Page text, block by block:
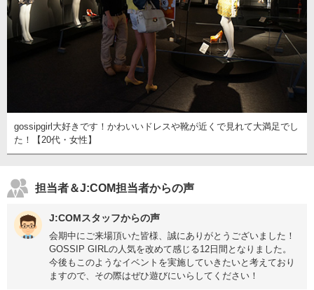
gossipgirl大好きです！かわいいドレスや靴が近くで見れて大満足でし
た！【20代・女性】
担当者＆J:COM担当者からの声
J:COMスタッフからの声
会期中にご来場頂いた皆様、誠にありがとうございました！
GOSSIP GIRLの人気を改めて感じる12日間となりました。
今後もこのようなイベントを実施していきたいと考えており
ますので、その際はぜひ遊びにいらしてください！